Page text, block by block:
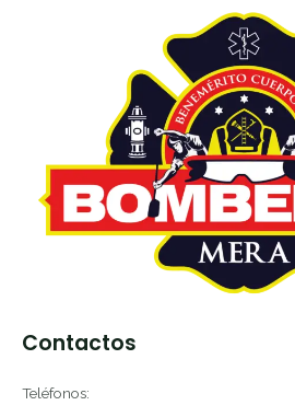
Contactos
Teléfonos: